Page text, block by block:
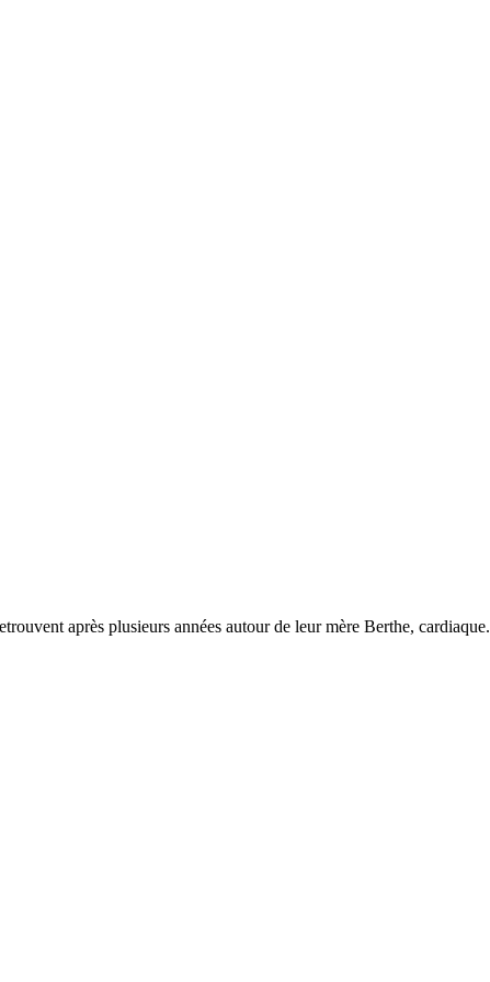
après plusieurs années autour de leur mère Berthe, cardiaque.